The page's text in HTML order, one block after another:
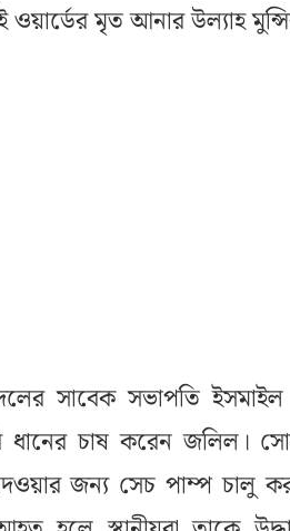
ওয়ার্ডের মৃত আনার উল্যাহ
সাবেক সভাপতি
ধানের চাষ করেন জলিল।
জন্য সেচ পাম্প চালু